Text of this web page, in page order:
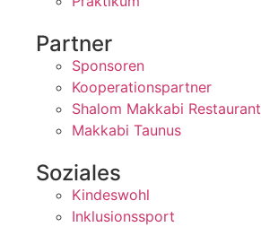
Partner
Sponsoren
Kooperationspartner
Shalom Makkabi Restaurant
Makkabi Taunus
Soziales
Kindeswohl
Inklusionssport